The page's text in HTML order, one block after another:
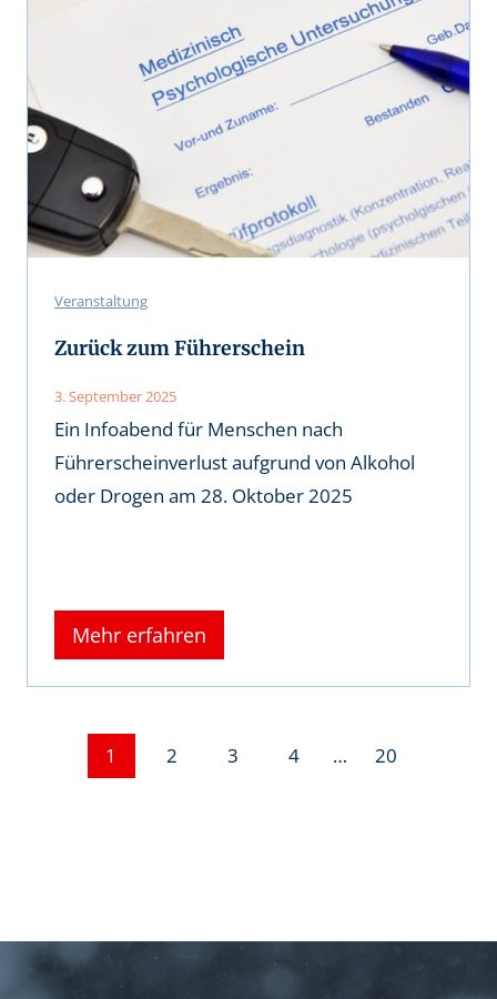
Veranstaltung
Zurück zum Führerschein
3. September 2025
Ein Infoabend für Menschen nach
Führerscheinverlust aufgrund von Alkohol
oder Drogen am 28. Oktober 2025
Mehr erfahren
t
1 2 3 4 … 20